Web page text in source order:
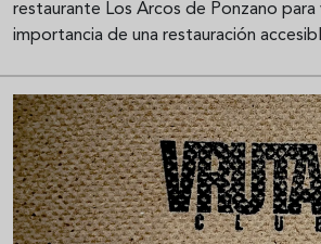
restaurante Los Arcos de Ponzano para
importancia de una restauración